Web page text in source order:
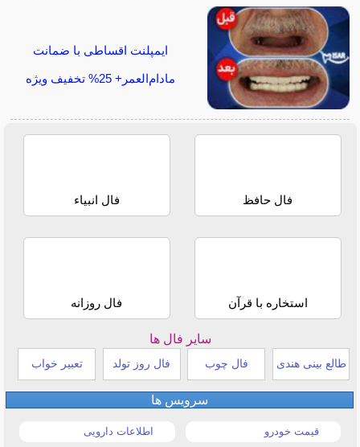
ایمپلنت اقساطی با ضمانت
مادام‌العمر+ 25% تخفیف ویژه
فال حافظ فال انبیاء
استخاره با قرآن فال روزانه
سایر فال ها
طالع بینی هندی فال چوب فال روز تولد تعبیر خواب
سرویس ها
قیمت خودرو اطلاعات دارویی